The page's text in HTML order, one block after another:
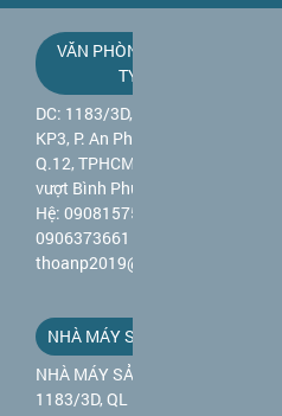
VĂN PHÒNG CÔNG
TY
DC: 1183/3D, QL 1A,
KP3, P. An Phú Đông,
Q.12, TPHCM (gần cầu
vượt Bình Phước) - Liên
Hệ: 0908157589 -
0906373661 - Mail:
thoanp2019@gmail.com
NHÀ MÁY SẢN XUẤT
NHÀ MÁY SẢN XUẤT DC:
1183/3D, QL 1A, KP3, P.